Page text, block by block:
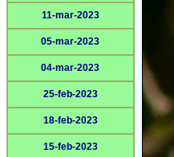
11-mar-2023
05-mar-2023
04-mar-2023
25-feb-2023
18-feb-2023
15-feb-2023